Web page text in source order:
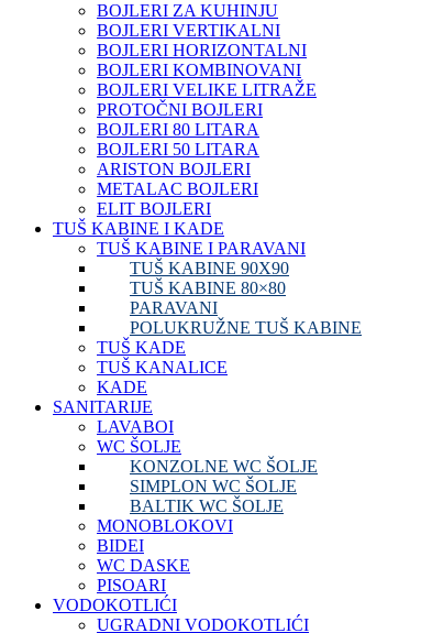
BOJLERI ZA KUHINJU
BOJLERI VERTIKALNI
BOJLERI HORIZONTALNI
BOJLERI KOMBINOVANI
BOJLERI VELIKE LITRAŽE
PROTOČNI BOJLERI
BOJLERI 80 LITARA
BOJLERI 50 LITARA
ARISTON BOJLERI
METALAC BOJLERI
ELIT BOJLERI
TUŠ KABINE I KADE
TUŠ KABINE I PARAVANI
TUŠ KABINE 90X90
TUŠ KABINE 80×80
PARAVANI
POLUKRUŽNE TUŠ KABINE
TUŠ KADE
TUŠ KANALICE
KADE
SANITARIJE
LAVABOI
WC ŠOLJE
KONZOLNE WC ŠOLJE
SIMPLON WC ŠOLJE
BALTIK WC ŠOLJE
MONOBLOKOVI
BIDEI
WC DASKE
PISOARI
VODOKOTLIĆI
UGRADNI VODOKOTLIĆI